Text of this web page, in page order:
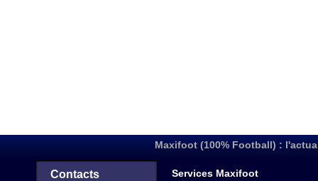
Maxifoot (100% Football) :
Contacts Services Maxifoot